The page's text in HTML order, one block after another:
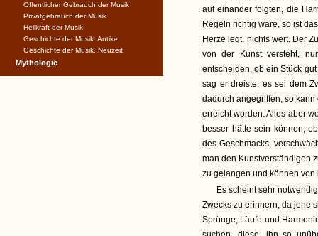
auf einander folgten, die
Regeln richtig wäre, so ist
Herze legt, nichts wert. Der
von der Kunst versteht,
entscheiden, ob ein Stück
sag er dreiste, es sei dem
dadurch angegriffen, so
erreicht worden. Alles aber
besser hätte sein können,
des Geschmacks,
man den Kunstverständigen
zu gelangen und können
Es scheint sehr
Zwecks zu erinnern, da jene
Sprünge, Läufe und
Öffentlicher Gebrauch der Musik
Privatgebrauch der Musik
Heilkraft der Musik
Geschichte der Musik. Antike
Geschichte der Musik. Neuzeit
Mythologie